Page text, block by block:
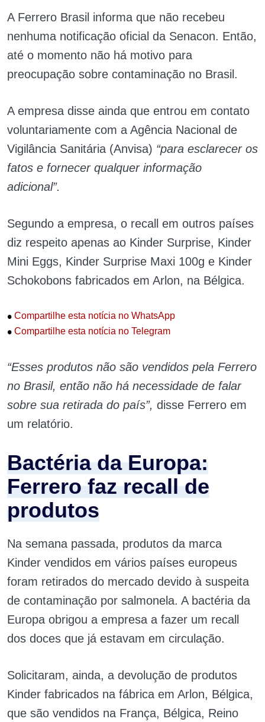
A Ferrero Brasil informa que não recebeu
nenhuma notificação oficial da Senacon. Então,
até o momento não há motivo para
preocupação sobre contaminação no Brasil.
A empresa disse ainda que entrou em contato
voluntariamente com a Agência Nacional de
Vigilância Sanitária (Anvisa) “para esclarecer os
fatos e fornecer qualquer informação
adicional”.
Segundo a empresa, o recall em outros países
diz respeito apenas ao Kinder Surprise, Kinder
Mini Eggs, Kinder Surprise Maxi 100g e Kinder
Schokobons fabricados em Arlon, na Bélgica.
• Compartilhe esta notícia no WhatsApp
• Compartilhe esta notícia no Telegram
“Esses produtos não são vendidos pela Ferrero
no Brasil, então não há necessidade de falar
sobre sua retirada do país”, disse Ferrero em
um relatório.
Bactéria da Europa:
Ferrero faz recall de
produtos
Na semana passada, produtos da marca
Kinder vendidos em vários países europeus
foram retirados do mercado devido à suspeita
de contaminação por salmonela. A bactéria da
Europa obrigou a empresa a fazer um recall
dos doces que já estavam em circulação.
Solicitaram, ainda, a devolução de produtos
Kinder fabricados na fábrica em Arlon, Bélgica,
que são vendidos na França, Bélgica, Reino